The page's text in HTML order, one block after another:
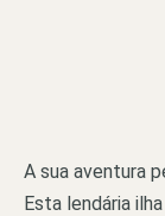
A sua aventura
Esta lendária